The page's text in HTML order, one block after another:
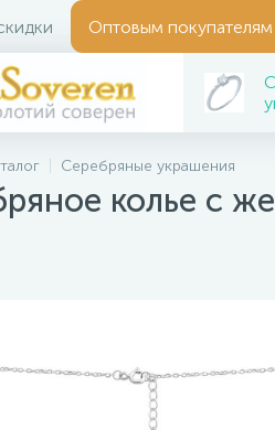
Оптовым покупателям
Серебряные украшения
колье с